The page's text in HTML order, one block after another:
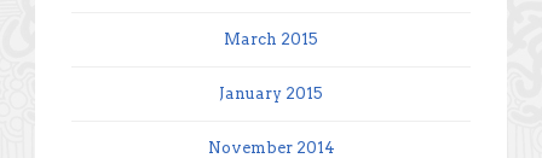
March 2015
January 2015
November 2014